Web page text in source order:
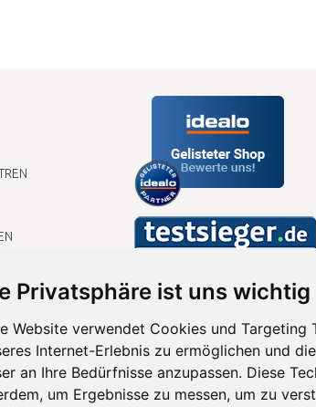
Privatsphäre ist uns wichtig
Website verwendet Cookies und Targeting
Internet-Erlebnis zu ermöglichen und
an Ihre Bedürfnisse anzupassen. Diese
um Ergebnisse zu messen, um zu